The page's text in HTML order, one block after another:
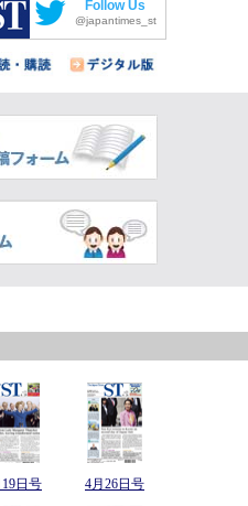
Follow Us
@japantimes_st
日号 4月26日号